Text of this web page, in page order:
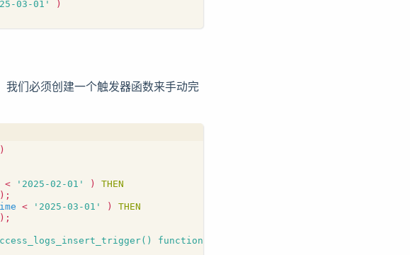
03-01'
)
我们必须创建一个触发器函数来手动完
< '2025-02-01' )
THEN
);
< '2025-03-01' )
THEN
);
function!'